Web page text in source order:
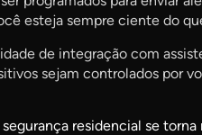
esteja sempre ciente do
de integração com
sejam controlados por
residencial se